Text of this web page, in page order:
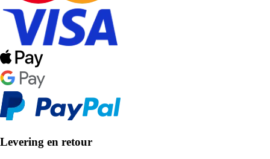
Levering en retour